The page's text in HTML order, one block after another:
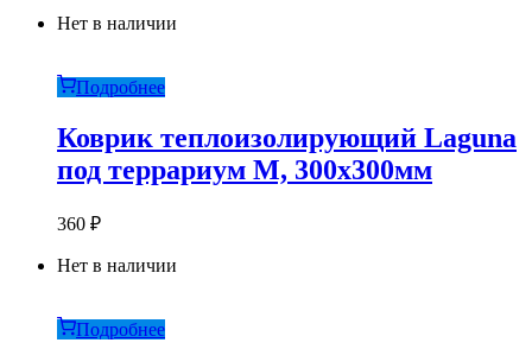
Нет в наличии
Подробнее
Коврик теплоизолирующий Laguna
под террариум M, 300х300мм
360 ₽
Нет в наличии
Подробнее